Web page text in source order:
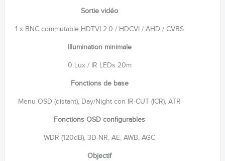
Sortie vidéo
1 x BNC commutable HDTVI 2.0 / HDCVI / AHD / CVBS
Illumination minimale
0 Lux / IR LEDs 20m
Fonctions de base
Menu OSD (distant), Day/Night con IR-CUT (ICR), ATR
Fonctions OSD configurables
WDR (120dB), 3D-NR, AE, AWB, AGC
Objectif